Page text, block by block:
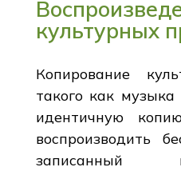
культурных
Копирование
такого как музыка
идентичную
воспроизводить
записанный